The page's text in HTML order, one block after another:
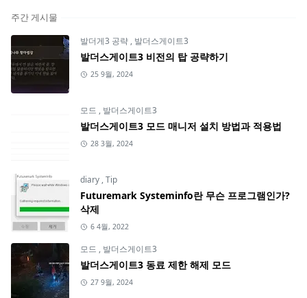
주간 게시물
발더게3 공략 , 발더스게이트3
발더스게이트3 비전의 탑 공략하기
25 9월, 2024
모드 , 발더스게이트3
발더스게이트3 모드 매니저 설치 방법과 적용법
28 3월, 2024
diary ,Tip
Futuremark Systeminfo란 무슨 프로그램인가?
삭제
6 4월, 2022
모드 , 발더스게이트3
발더스게이트3 동료 제한 해제 모드
27 9월, 2024